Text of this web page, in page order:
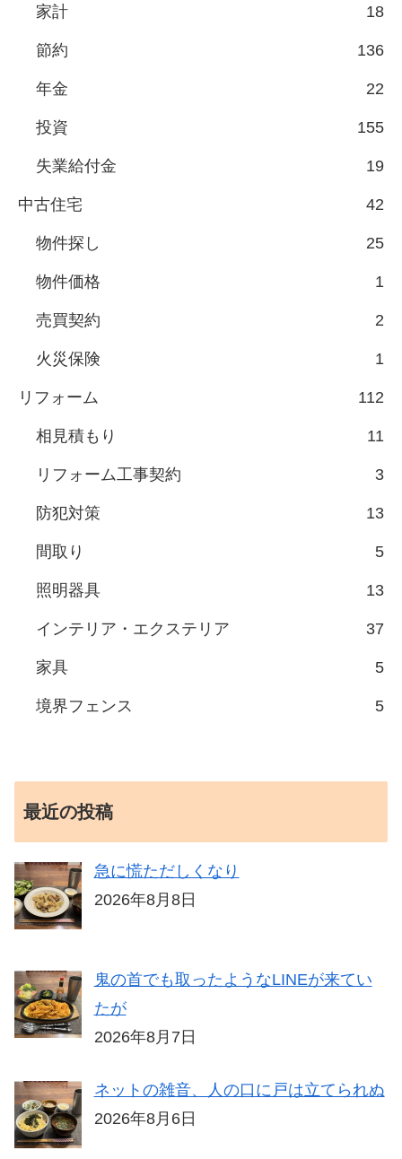
家計 18
節約 136
年金 22
投資 155
失業給付金 19
中古住宅 42
物件探し 25
物件価格 1
売買契約 2
火災保険 1
リフォーム 112
相見積もり 11
リフォーム工事契約 3
防犯対策 13
間取り 5
照明器具 13
インテリア・エクステリア 37
家具 5
境界フェンス 5
最近の投稿
急に慌ただしくなり
2026年8月8日
鬼の首でも取ったようなLINEが来てい
たが
2026年8月7日
ネットの雑音、人の口に戸は立てられぬ
2026年8月6日